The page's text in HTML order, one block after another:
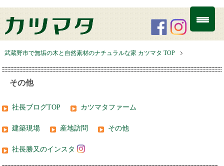
武蔵野市で無垢の木と自然素材のナチュラルな家 カツマタ TOP
その他
社長ブログTOP カツマタファーム
建築現場 産地訪問 その他
社長勝又のインスタ